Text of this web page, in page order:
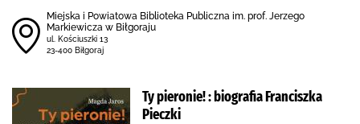
Miejska i Powiatowa Biblioteka Publiczna im. prof. Jerzego
Markiewicza w Biłgoraju
ul. Kościuszki 13
23-400 Biłgoraj
Ty pieronie! : biografia Franciszka
Pieczki